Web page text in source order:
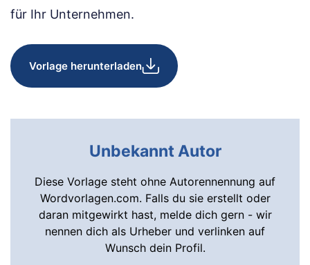
für Ihr Unternehmen.
Vorlage herunterladen
Unbekannt Autor
Diese Vorlage steht ohne Autorennennung auf
Wordvorlagen.com. Falls du sie erstellt oder
daran mitgewirkt hast, melde dich gern - wir
nennen dich als Urheber und verlinken auf
Wunsch dein Profil.